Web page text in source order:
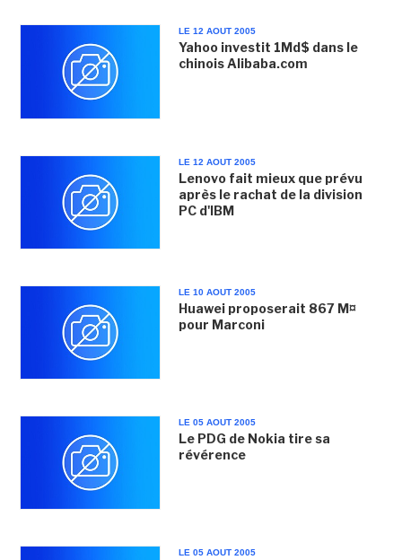
LE 12 AOUT 2005
Yahoo investit 1Md$ dans le
chinois Alibaba.com
LE 12 AOUT 2005
Lenovo fait mieux que prévu
après le rachat de la division
PC d'IBM
LE 10 AOUT 2005
Huawei proposerait 867 M¤
pour Marconi
LE 05 AOUT 2005
Le PDG de Nokia tire sa
révérence
LE 05 AOUT 2005